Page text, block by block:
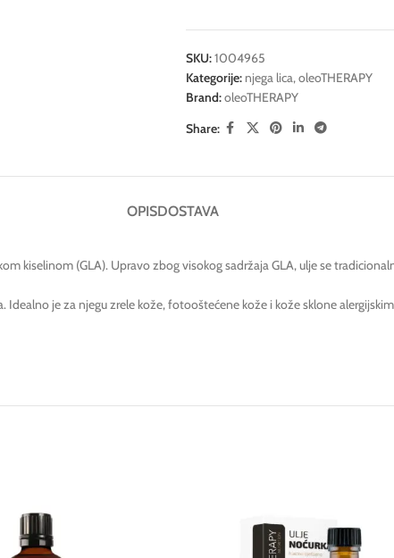
SKU:1004965
Kategorije: njega lica,oleoTHERAPY
Brand:oleoTHERAPY
Share:
OPISDOSTAVA
kiselinom (GLA). Upravo zbog visokog sadržaja GLA, ulje se
je za njegu zrele kože, fotooštećene kože i kože sklone